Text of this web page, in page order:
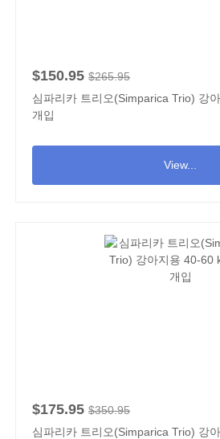
$150.95 $265.95
심파리카 트리오(Simparica Trio) 강
개입
View...
$175.95 $350.95
심파리카 트리오(Simparica Trio) 강